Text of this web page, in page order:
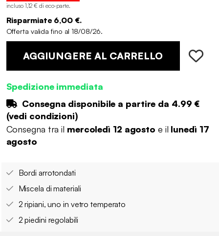
incluso 1,12 € di eco-parte.
Risparmiate 6,00 €.
Offerta valida fino al 18/08/26.
AGGIUNGERE AL CARRELLO
Spedizione immediata
Consegna disponibile a partire da 4.99 €
(vedi condizioni)
Consegna tra il mercoledì 12 agosto e il lunedì 17
agosto
Bordi arrotondati
Miscela di materiali
2 ripiani, uno in vetro temperato
2 piedini regolabili